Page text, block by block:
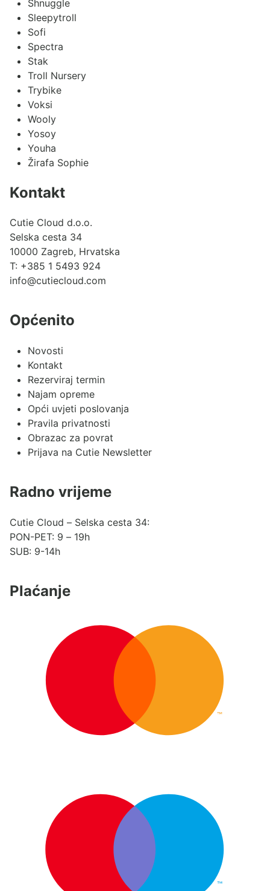
Shnuggle
Sleepytroll
Sofi
Spectra
Stak
Troll Nursery
Trybike
Voksi
Wooly
Yosoy
Youha
Žirafa Sophie
Kontakt
Cutie Cloud d.o.o.
Selska cesta 34
10000 Zagreb, Hrvatska
T: +385 1 5493 924
info@cutiecloud.com
Općenito
Novosti
Kontakt
Rezerviraj termin
Najam opreme
Opći uvjeti poslovanja
Pravila privatnosti
Obrazac za povrat
Prijava na Cutie Newsletter
Radno vrijeme
Cutie Cloud – Selska cesta 34:
PON-PET: 9 – 19h
SUB: 9-14h
Plaćanje